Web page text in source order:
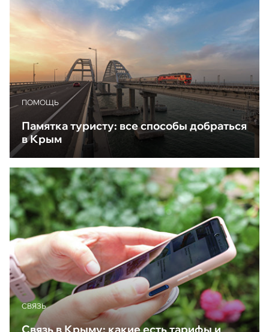
ПОМОЩЬ
Памятка туристу: все способы добраться
в Крым
CВЯЗЬ